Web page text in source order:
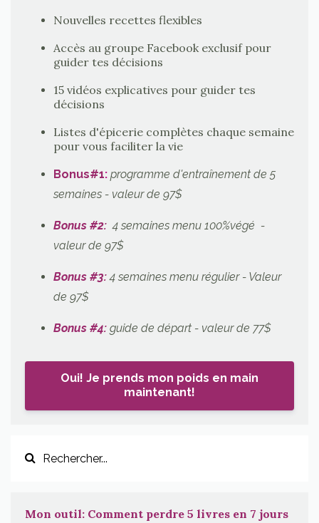
Nouvelles recettes flexibles
Accès au groupe Facebook exclusif pour
guider tes décisions
15 vidéos explicatives pour guider tes
décisions
Listes d'épicerie complètes chaque semaine
pour vous faciliter la vie
Bonus#1: programme d'entraînement de 5
semaines - valeur de 97$
Bonus #2: 4 semaines menu 100%végé -
valeur de 97$
Bonus #3: 4 semaines menu régulier - Valeur
de 97$
Bonus #4: guide de départ - valeur de 77$
Oui! Je prends mon poids en main
maintenant!
Mon outil: Comment perdre 5 livres en 7 jours